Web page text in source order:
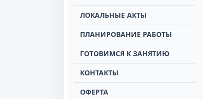
ЛОКАЛЬНЫЕ АКТЫ
ПЛАНИРОВАНИЕ РАБОТЫ
ГОТОВИМСЯ К ЗАНЯТИЮ
КОНТАКТЫ
ОФЕРТА